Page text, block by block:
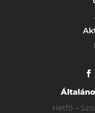
Hétfő –